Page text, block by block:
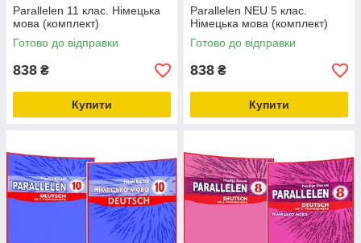
Parallelen 11 клас. Німецька
мова (комплект)
Готово до відправки
838 ₴
Купити
Parallelen NEU 5 клас.
Німецька мова (комплект)
Готово до відправки
838 ₴
Купити